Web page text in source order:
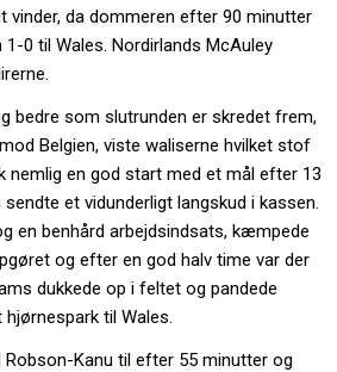
vinder, da dommeren efter 90 minutter
0 til Wales. Nordirlands McAuley
bedre som slutrunden er skredet frem,
Belgien, viste waliserne hvilket stof
nemlig en god start med et mål efter 13
et vidunderligt langskud i kassen.
en benhård arbejdsindsats, kæmpede
og efter en god halv time var der
dukkede op i feltet og pandede
til Wales.
Robson-Kanu til efter 55 minutter og